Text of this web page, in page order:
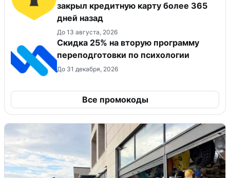
закрыл кредитную карту более 365
дней назад
До 13 августа, 2026
Скидка 25% на вторую программу
переподготовки по психологии
До 31 декабря, 2026
Все промокоды